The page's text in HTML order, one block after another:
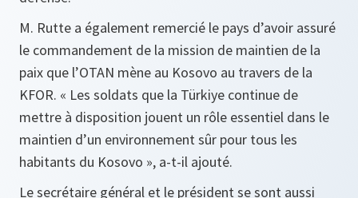
M. Rutte a également remercié le pays d’avoir assuré
le commandement de la mission de maintien de la
paix que l’OTAN mène au Kosovo au travers de la
KFOR. « Les soldats que la Türkiye continue de
mettre à disposition jouent un rôle essentiel dans le
maintien d’un environnement sûr pour tous les
habitants du Kosovo », a-t-il ajouté.
Le secrétaire général et le président se sont aussi